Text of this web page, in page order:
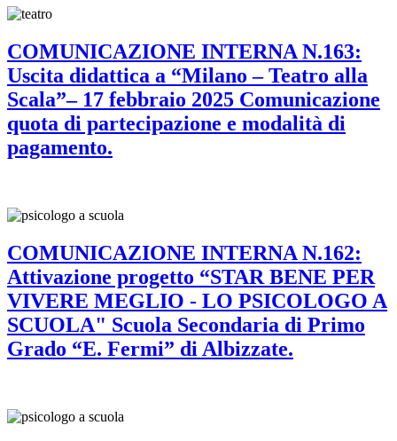
COMUNICAZIONE INTERNA N.163:
Uscita didattica a “Milano – Teatro alla
Scala”– 17 febbraio 2025 Comunicazione
quota di partecipazione e modalità di
pagamento.
COMUNICAZIONE INTERNA N.162:
Attivazione progetto “STAR BENE PER
VIVERE MEGLIO - LO PSICOLOGO A
SCUOLA" Scuola Secondaria di Primo
Grado “E. Fermi” di Albizzate.